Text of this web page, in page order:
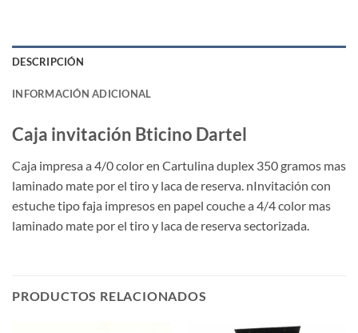
DESCRIPCIÓN
INFORMACIÓN ADICIONAL
Caja invitación Bticino Dartel
Caja impresa a 4/0 color en Cartulina duplex 350 gramos mas
laminado mate por el tiro y laca de reserva. nInvitación con
estuche tipo faja impresos en papel couche a 4/4 color mas
laminado mate por el tiro y laca de reserva sectorizada.
PRODUCTOS RELACIONADOS